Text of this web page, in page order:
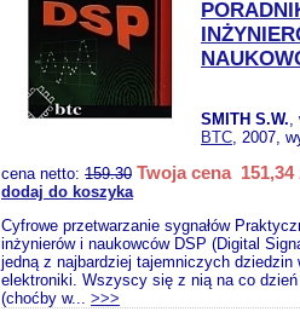
SMITH S.W.,
BTC, 2007,
cena netto: 159.30 Twoja cena 151,34
dodaj do koszyka
Cyfrowe przetwarzanie sygnałów
inżynierów i naukowców DSP (Digital
jedną z najbardziej tajemniczych dziedzin
elektroniki. Wszyscy się z nią na co
(choćby w... >>>